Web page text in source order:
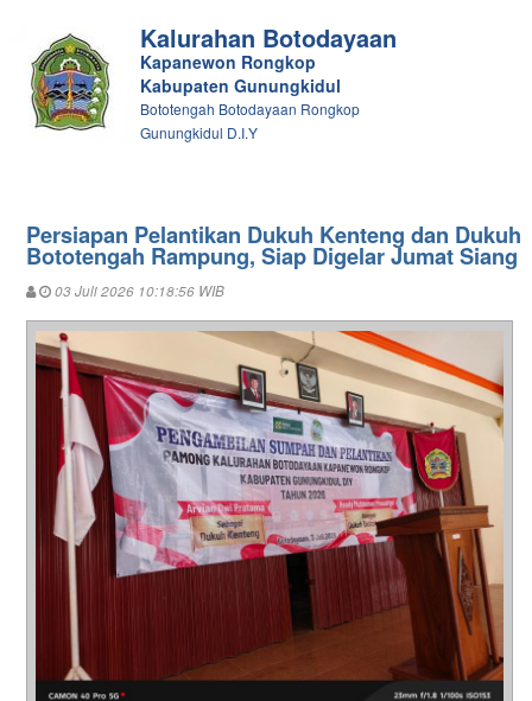
Kalurahan Botodayaan
Kapanewon Rongkop
Kabupaten Gunungkidul
Bototengah Botodayaan Rongkop
Gunungkidul D.I.Y
Persiapan Pelantikan Dukuh Kenteng dan Dukuh
Bototengah Rampung, Siap Digelar Jumat Siang
03 Juli 2026 10:18:56 WIB